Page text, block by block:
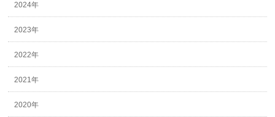
2024年
2023年
2022年
2021年
2020年